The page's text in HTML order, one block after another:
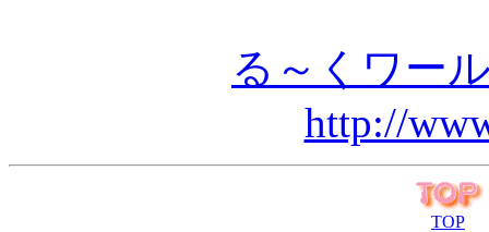
る～くワー
http://
TOP